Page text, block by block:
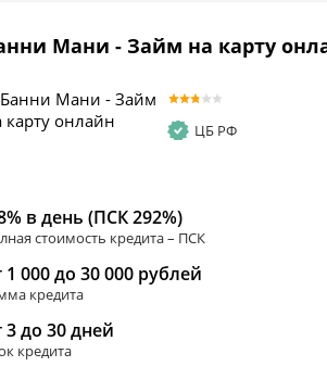
Мани - Займ на карту
ЦБ РФ
в день (ПСК 292%)
стоимость кредита – ПСК
1 000 до 30 000 рублей
кредита
3 до 30 дней
кредита